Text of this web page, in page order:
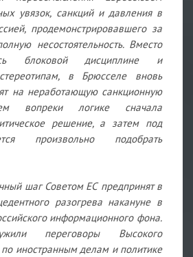
увязок, санкций и давления в
продемонстрировавшего за
несостоятельность. Вместо
блоковой дисциплине и
в Брюсселе вновь
на неработающую санкционную
вопреки логике сначала
решение, а затем под
произвольно подобрать
шаг Советом ЕС предпринят в
разогрева накануне в
информационного фона.
переговоры Высокого
иностранным делам и политике